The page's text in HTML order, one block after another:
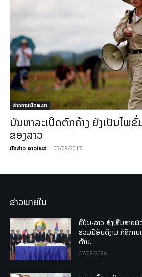
ຂ່າວການພັດທະນາ
ບັນຫາລະເບີດຕົກຄ້າງ ຍັງເປັນໄພ
ຂອງລາວ
ນັກຂ່າວ ລາວໂພສ - 03/08/2017
ຂ່າວພາຍໃນ
ຍີ່ປຸ່ນ-ລາວ ສົ່ງເສີມສາຍ
ຮ່ວມມືອັນດີງາມ ກໍຄືກາ
ດ້ານ.
07/08/2026